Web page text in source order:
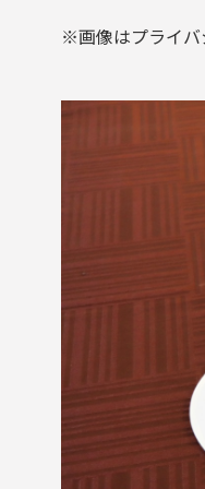
※画像はプライバ